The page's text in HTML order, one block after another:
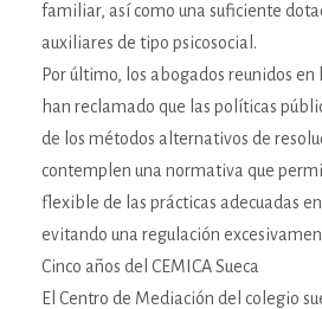
familiar, así como una suficiente
auxiliares de tipo psicosocial.
Por último, los abogados reunidos
han reclamado que las políticas
de los métodos alternativos de
contemplen una normativa que
flexible de las prácticas adecuadas
evitando una regulación
Cinco años del CEMICA Sueca
El Centro de Mediación del colegio